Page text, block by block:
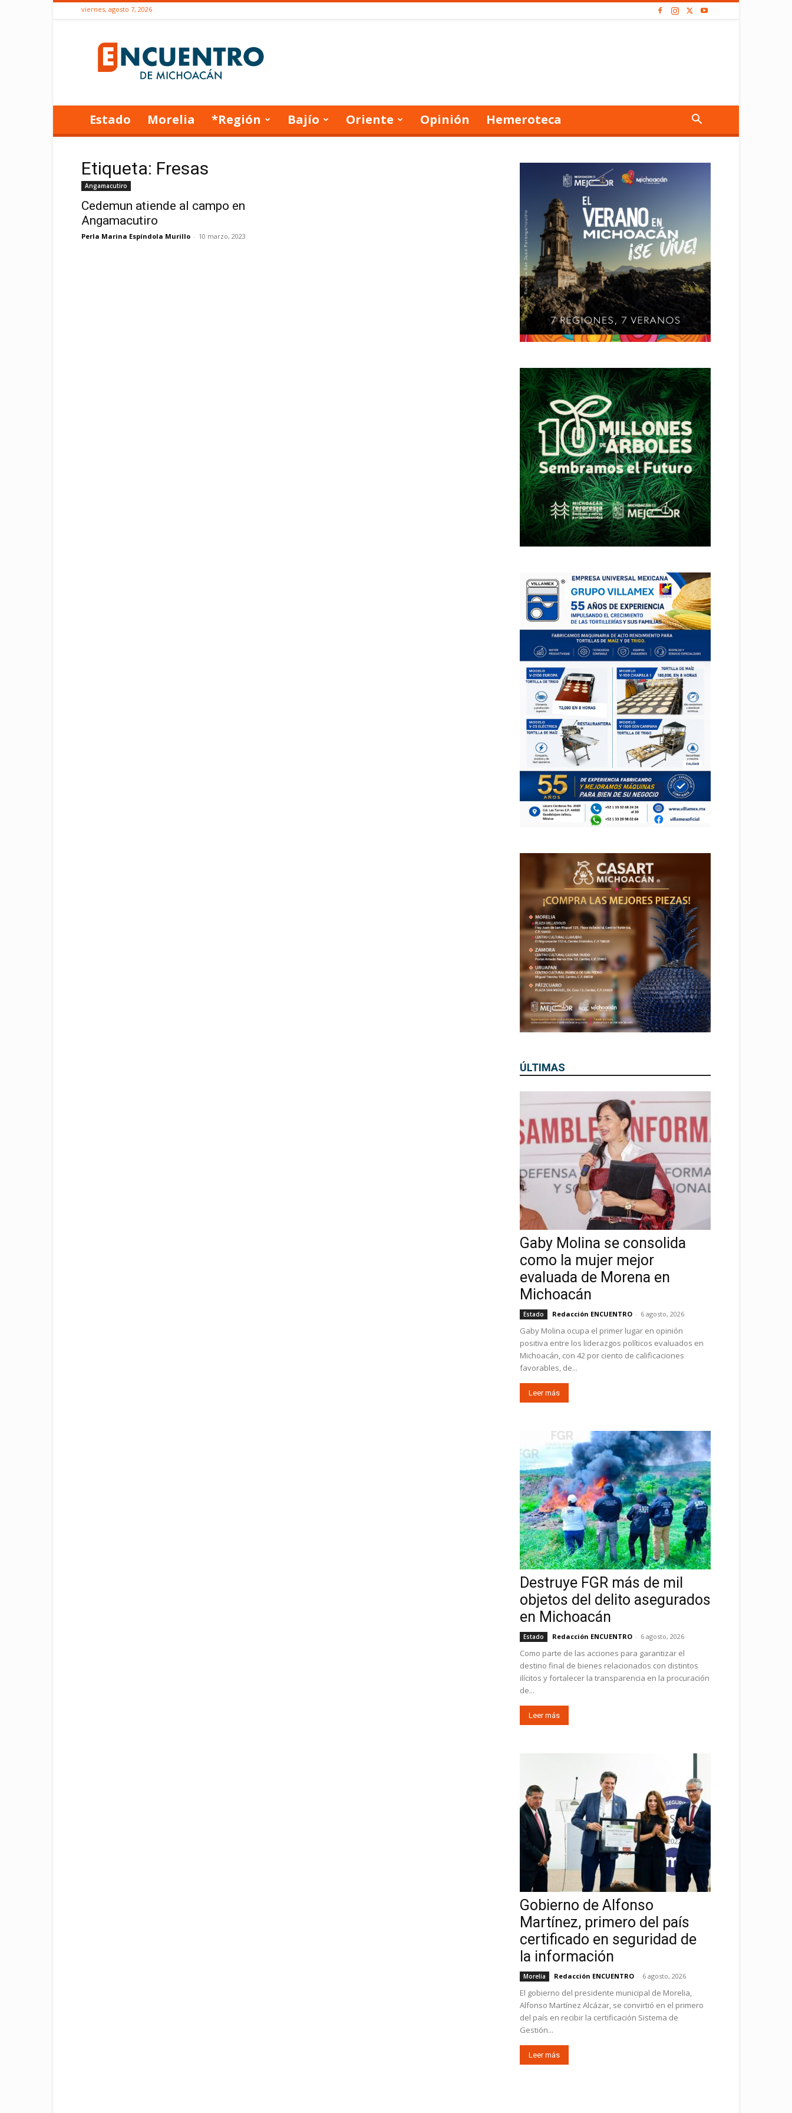
viernes, agosto 7, 2026
de
Michoacán
Estado Morelia *Región Bajío Oriente Opinión Hemeroteca
Etiqueta: Fresas
Angamacutiro
Cedemun atiende al campo en
Angamacutiro
Perla Marina Espíndola Murillo - 10 marzo, 2023
ÚLTIMAS
Gaby Molina se consolida
como la mujer mejor
evaluada de Morena en
Michoacán
Estado Redacción ENCUENTRO - 6 agosto, 2026
Gaby Molina ocupa el primer lugar en opinión
positiva entre los liderazgos políticos evaluados en
Michoacán, con 42 por ciento de calificaciones
favorables, de...
Leer más
Destruye FGR más de mil
objetos del delito asegurados
en Michoacán
Estado Redacción ENCUENTRO - 6 agosto, 2026
Como parte de las acciones para garantizar el
destino final de bienes relacionados con distintos
ilícitos y fortalecer la transparencia en la procuración
de...
Leer más
Gobierno de Alfonso
Martínez, primero del país
certificado en seguridad de
la información
Morelia Redacción ENCUENTRO - 6 agosto, 2026
El gobierno del presidente municipal de Morelia,
Alfonso Martínez Alcázar, se convirtió en el primero
del país en recibir la certificación Sistema de
Gestión...
Leer más